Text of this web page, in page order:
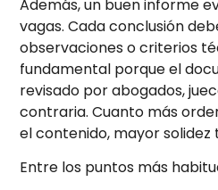
Además, un buen informe
vagas. Cada conclusión
observaciones o criterios
fundamental porque el
revisado por abogados,
contraria. Cuanto más
el contenido, mayor solidez
Entre los puntos más